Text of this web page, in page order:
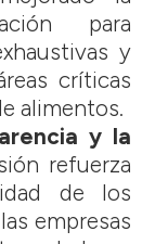
para
y
críticas
alimentos.
y la
refuerza
de los
empresas